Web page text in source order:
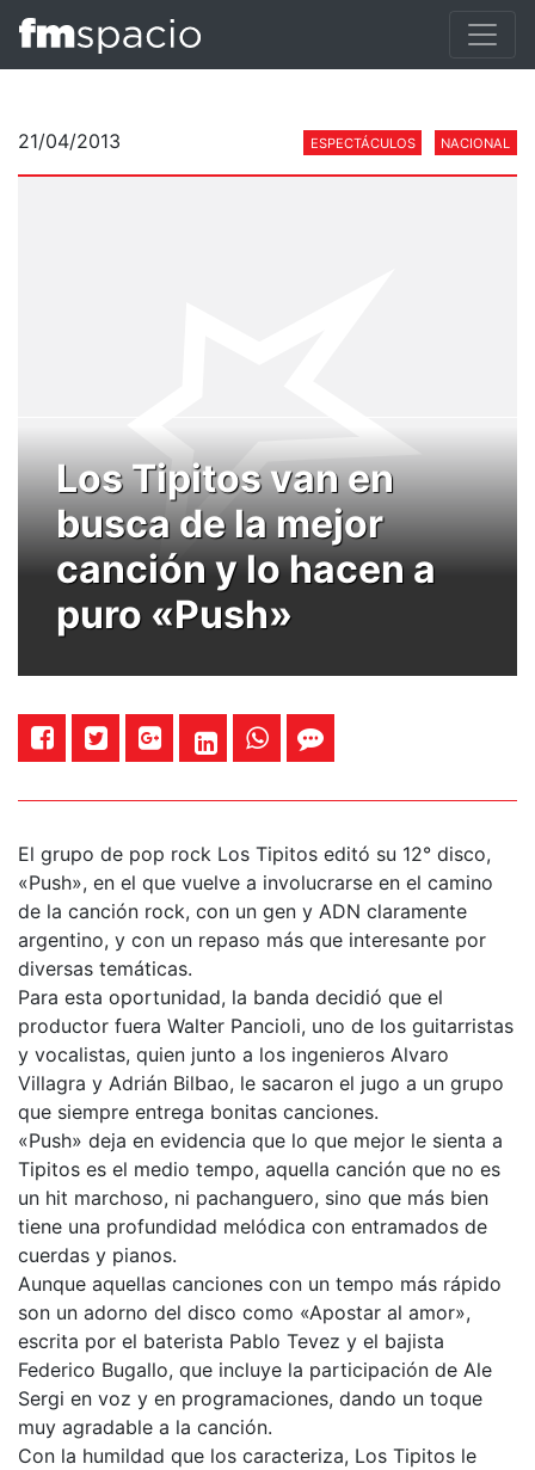
21/04/2013 ESPECTÁCULOS NACIONAL
Los Tipitos van en
busca de la mejor
canción y lo hacen a
puro «Push»
El grupo de pop rock Los Tipitos editó su 12° disco,
«Push», en el que vuelve a involucrarse en el camino
de la canción rock, con un gen y ADN claramente
argentino, y con un repaso más que interesante por
diversas temáticas.
Para esta oportunidad, la banda decidió que el
productor fuera Walter Pancioli, uno de los guitarristas
y vocalistas, quien junto a los ingenieros Alvaro
Villagra y Adrián Bilbao, le sacaron el jugo a un grupo
que siempre entrega bonitas canciones.
«Push» deja en evidencia que lo que mejor le sienta a
Tipitos es el medio tempo, aquella canción que no es
un hit marchoso, ni pachanguero, sino que más bien
tiene una profundidad melódica con entramados de
cuerdas y pianos.
Aunque aquellas canciones con un tempo más rápido
son un adorno del disco como «Apostar al amor»,
escrita por el baterista Pablo Tevez y el bajista
Federico Bugallo, que incluye la participación de Ale
Sergi en voz y en programaciones, dando un toque
muy agradable a la canción.
Con la humildad que los caracteriza, Los Tipitos le